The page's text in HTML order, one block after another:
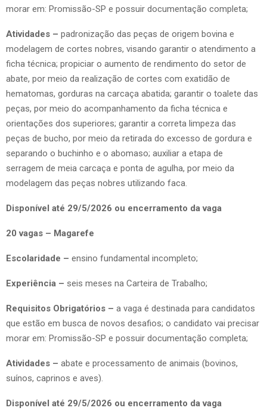
morar em: Promissão-SP e possuir documentação completa;
Atividades – padronização das peças de origem bovina e
modelagem de cortes nobres, visando garantir o atendimento a
ficha técnica; propiciar o aumento de rendimento do setor de
abate, por meio da realização de cortes com exatidão de
hematomas, gorduras na carcaça abatida; garantir o toalete das
peças, por meio do acompanhamento da ficha técnica e
orientações dos superiores; garantir a correta limpeza das
peças de bucho, por meio da retirada do excesso de gordura e
separando o buchinho e o abomaso; auxiliar a etapa de
serragem de meia carcaça e ponta de agulha, por meio da
modelagem das peças nobres utilizando faca.
Disponível até 29/5/2026 ou encerramento da vaga
20 vagas – Magarefe
Escolaridade – ensino fundamental incompleto;
Experiência – seis meses na Carteira de Trabalho;
Requisitos Obrigatórios – a vaga é destinada para candidatos
que estão em busca de novos desafios; o candidato vai precisar
morar em: Promissão-SP e possuir documentação completa;
Atividades – abate e processamento de animais (bovinos,
suínos, caprinos e aves).
Disponível até 29/5/2026 ou encerramento da vaga